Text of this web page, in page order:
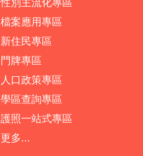
性別主流化專區
檔案應用專區
新住民專區
門牌專區
人口政策專區
學區查詢專區
護照一站式專區
更多...